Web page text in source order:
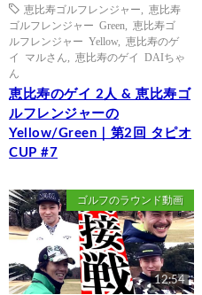
恵比寿ゴルフレンジャー
恵比寿
ゴルフレンジャー Green
恵比寿ゴ
ルフレンジャー Yellow, 恵比寿のゲ
イ マルさん
恵比寿のゲイ DAIちゃ
ん
恵比寿のゲイ 2人 & 恵比寿ゴ
ルフレンジャーの
Yellow/Green｜第2回 タピオ
CUP #7
ゴルフのラウンド動画
12:54